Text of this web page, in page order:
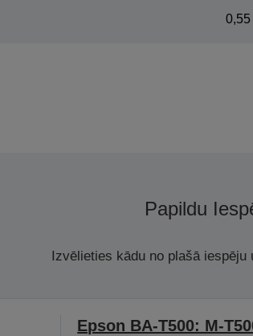
0,55
Papildu
Izvēlieties kādu no plašā iespēju
Epson BA-T500: M-